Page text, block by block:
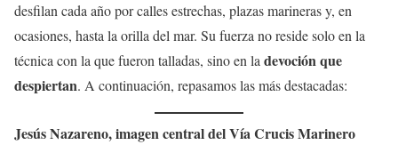
desfilan cada año por calles estrechas, plazas marineras y, en
ocasiones, hasta la orilla del mar. Su fuerza no reside solo en la
técnica con la que fueron talladas, sino en la devoción que
despiertan. A continuación, repasamos las más destacadas:
Jesús Nazareno, imagen central del Vía Crucis Marinero